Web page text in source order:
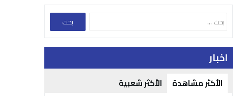
اخبار
الأكثر مشاهدة الأكثر شعبية